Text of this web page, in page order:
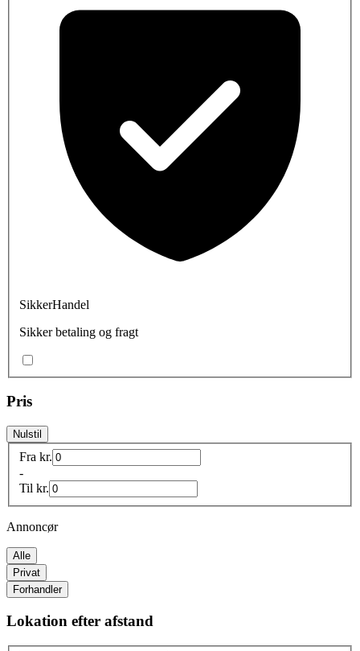
SikkerHandel
Sikker betaling og fragt
Pris
Nulstil
Fra kr.
-
Til kr.
Annoncør
Alle
Privat
Forhandler
Lokation efter afstand